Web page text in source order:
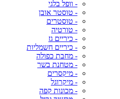
- וופל בלגי
- טוסטר אובן
- טוסטרים
- טורטיה
- כיריים גז
- כיריים חשמליות
- מחבת כפולה
- מטחנת בשר
- מיקסרים
- מיקרוגל
- מכונות קפה